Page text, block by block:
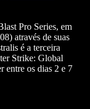
Pro Series, em
através de suas
é a terceira
Strike: Global
entre os dias 2 e 7